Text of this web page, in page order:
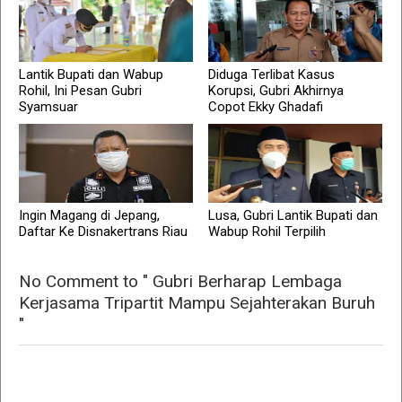
Lantik Bupati dan Wabup
Rohil, Ini Pesan Gubri
Syamsuar
Diduga Terlibat Kasus
Korupsi, Gubri Akhirnya
Copot Ekky Ghadafi
Ingin Magang di Jepang,
Daftar Ke Disnakertrans Riau
Lusa, Gubri Lantik Bupati dan
Wabup Rohil Terpilih
No Comment to " Gubri Berharap Lembaga
Kerjasama Tripartit Mampu Sejahterakan Buruh
"